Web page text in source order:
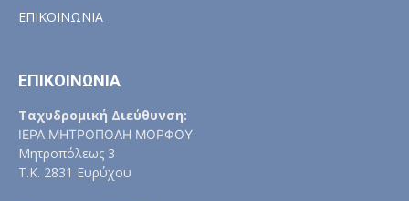
ΕΠΙΚΟΙΝΩΝΙΑ
ΕΠΙΚΟΙΝΩΝΙΑ
Ταχυδρομική Διεύθυνση:
ΙΕΡΑ ΜΗΤΡΟΠΟΛΗ ΜΟΡΦΟΥ
Μητροπόλεως 3
Τ.Κ. 2831 Ευρύχου